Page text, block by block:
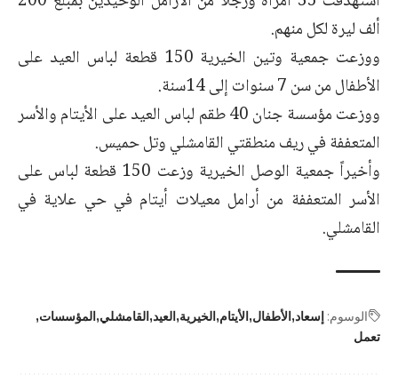
ألف ليرة لكل منهم.
ووزعت جمعية وتين الخيرية 150 قطعة لباس العيد على
الأطفال من سن 7 سنوات إلى 14سنة.
ووزعت مؤسسة جنان 40 طقم لباس العيد على الأيتام والأسر
المتعففة في ريف منطقتي القامشلي وتل حميس.
وأخيراً جمعية الوصل الخيرية وزعت 150 قطعة لباس على
الأسر المتعففة من أرامل معيلات أيتام في حي علاية في
القامشلي.
الوسوم: إسعاد الأطفال الأيتام الخيرية العيد القامشلي المؤسسات
تعمل